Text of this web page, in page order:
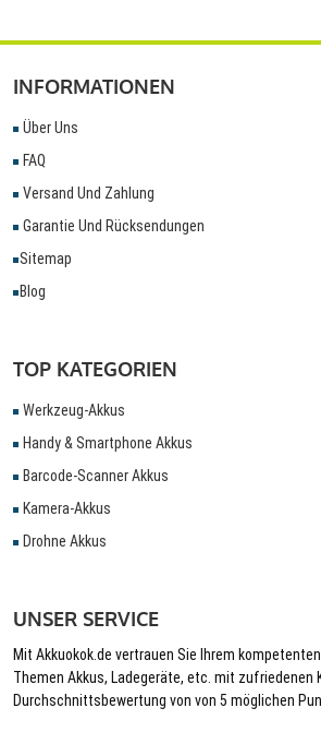
INFORMATIONEN
Über Uns
FAQ
Versand Und Zahlung
Garantie Und Rücksendungen
Sitemap
Blog
TOP KATEGORIEN
Werkzeug-Akkus
Handy & Smartphone Akkus
Barcode-Scanner Akkus
Kamera-Akkus
Drohne Akkus
UNSER SERVICE
Mit Akkuokok.de vertrauen Sie Ihrem
Themen Akkus, Ladegeräte, etc. mit zufriedenen
Durchschnittsbewertung von von 5 möglichen